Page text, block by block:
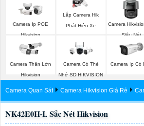
Camera Ip POE
Hikvision
Lắp Camera Hik
Phát Hiện Xe
Camera
Siêu Nét
Camera Thân Lớn
Hikvision
Camera Có Thẻ
Nhớ SD HIKVISION
Camera Ip Có
Camera Quan Sát Camera Hikvision Giá Rẻ
NK42E0H-L Sắc Nét Hikvision